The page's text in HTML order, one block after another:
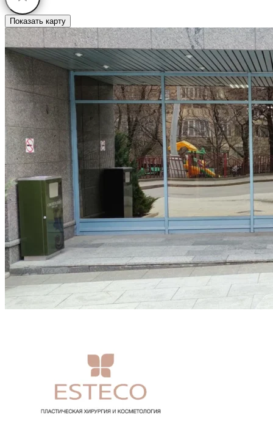
Показать карту